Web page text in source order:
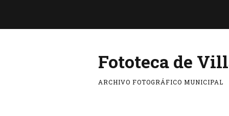
Fototeca de
ARCHIVO FOTOGRÁFICO MUNICIPAL